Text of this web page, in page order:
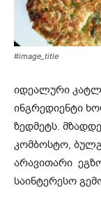
#image_title
იდეალური
ინგრედიენტი
ზედმეტს.
კომბოსტო,
არავითარი
საინტერესო